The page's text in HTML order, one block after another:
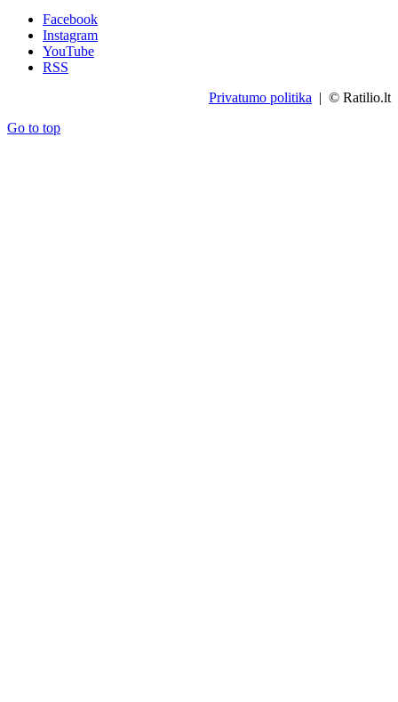
Facebook
Instagram
YouTube
RSS
Privatumo politika | © Ratilio.lt
Go to top